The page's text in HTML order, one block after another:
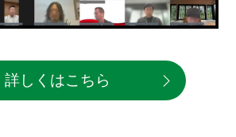
詳しくはこちら